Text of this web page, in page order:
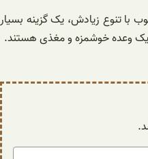
با تنوع زیادش، یک گزینه بسیار
یک وعده خوشمزه و مغذی هستند.